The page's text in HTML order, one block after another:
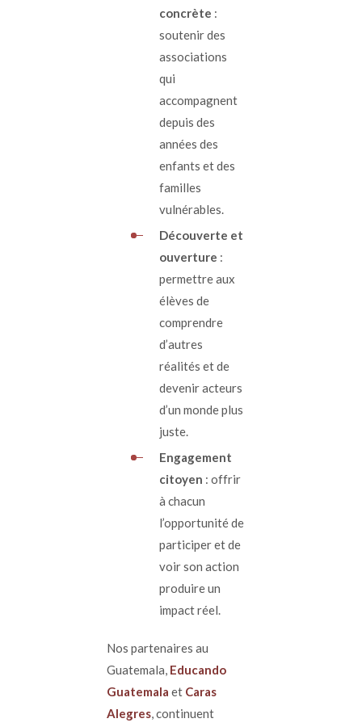
concrète :
soutenir des
associations
qui
accompagnent
depuis des
années des
enfants et des
familles
vulnérables.
Découverte et
ouverture :
permettre aux
élèves de
comprendre
d’autres
réalités et de
devenir acteurs
d’un monde plus
juste.
Engagement
citoyen : offrir
à chacun
l’opportunité de
participer et de
voir son action
produire un
impact réel.
Nos partenaires au
Guatemala, Educando
Guatemala et Caras
Alegres, continuent